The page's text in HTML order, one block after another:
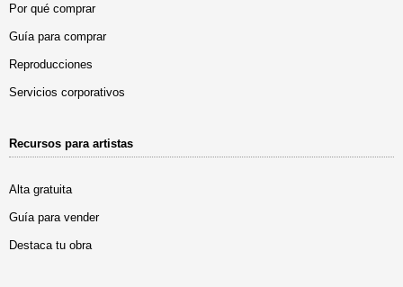
Por qué comprar
Guía para comprar
Reproducciones
Servicios corporativos
Recursos para artistas
Alta gratuita
Guía para vender
Destaca tu obra